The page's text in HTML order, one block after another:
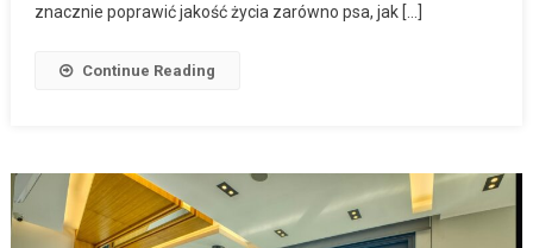
znacznie poprawić jakość życia zarówno psa, jak […]
Continue Reading